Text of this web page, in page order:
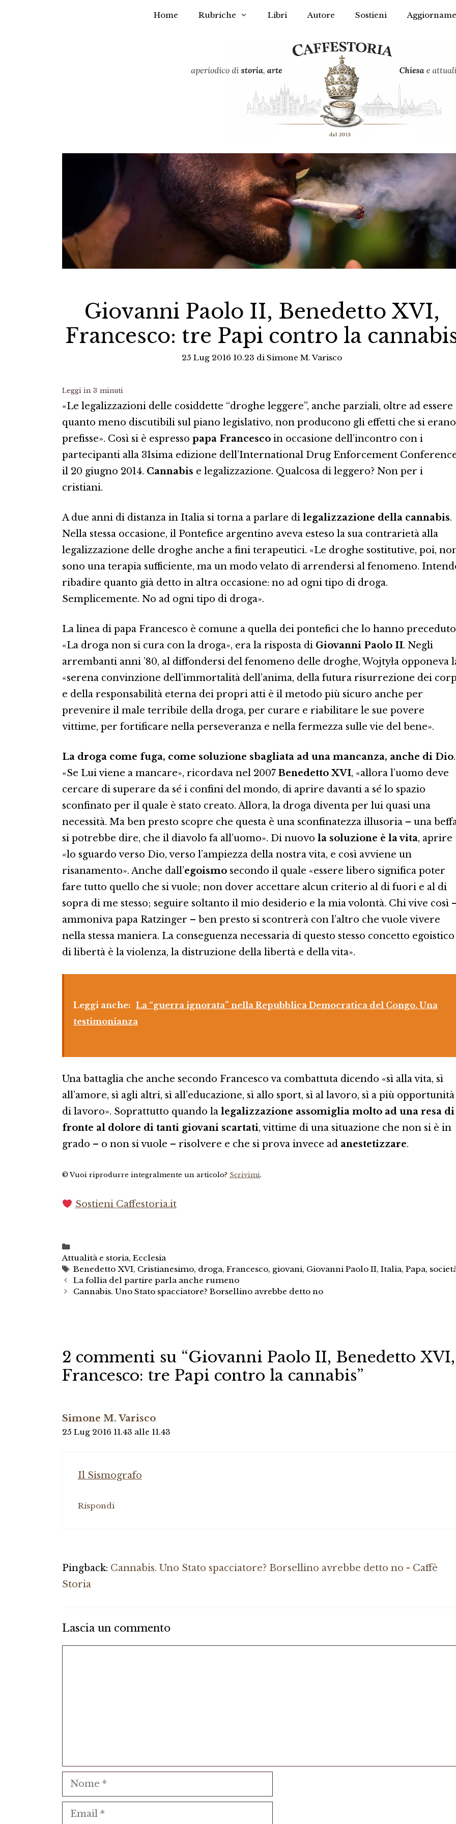
Home Rubriche Libri Autore Sostieni
Giovanni Paolo II, Benedetto XVI,
Francesco: tre Papi contro la
25 Lug 2016 10.23 di Simone M. Varisco
Leggi in 3 minuti
«Le legalizzazioni delle cosiddette “droghe leggere”, anche parziali, oltre ad essere
quanto meno discutibili sul piano legislativo, non producono gli effetti che si erano
prefisse». Così si è espresso papa Francesco in occasione dell’incontro con i
partecipanti alla 31sima edizione dell’International Drug Enforcement
il 20 giugno 2014. Cannabis e legalizzazione. Qualcosa di leggero? Non per i
cristiani.
A due anni di distanza in Italia si torna a parlare di legalizzazione della cannabis.
Nella stessa occasione, il Pontefice argentino aveva esteso la sua contrarietà alla
legalizzazione delle droghe anche a fini terapeutici. «Le droghe sostitutive, poi,
sono una terapia sufficiente, ma un modo velato di arrendersi al fenomeno.
ribadire quanto già detto in altra occasione: no ad ogni tipo di droga.
Semplicemente. No ad ogni tipo di droga».
La linea di papa Francesco è comune a quella dei pontefici che lo hanno
«La droga non si cura con la droga», era la risposta di Giovanni Paolo II. Negli
arrembanti anni ’80, al diffondersi del fenomeno delle droghe, Wojtyła opponeva
«serena convinzione dell’immortalità dell’anima, della futura risurrezione dei
e della responsabilità eterna dei propri atti è il metodo più sicuro anche per
prevenire il male terribile della droga, per curare e riabilitare le sue povere
vittime, per fortificare nella perseveranza e nella fermezza sulle vie del bene».
La droga come fuga, come soluzione sbagliata ad una mancanza, anche di Dio.
«Se Lui viene a mancare», ricordava nel 2007 Benedetto XVI, «allora l’uomo deve
cercare di superare da sé i confini del mondo, di aprire davanti a sé lo spazio
sconfinato per il quale è stato creato. Allora, la droga diventa per lui quasi una
necessità. Ma ben presto scopre che questa è una sconfinatezza illusoria – una
si potrebbe dire, che il diavolo fa all’uomo». Di nuovo la soluzione è la vita, aprire
«lo sguardo verso Dio, verso l’ampiezza della nostra vita, e così avviene un
risanamento». Anche dall’egoismo secondo il quale «essere libero significa poter
fare tutto quello che si vuole; non dover accettare alcun criterio al di fuori e al di
sopra di me stesso; seguire soltanto il mio desiderio e la mia volontà. Chi vive così
ammoniva papa Ratzinger – ben presto si scontrerà con l’altro che vuole vivere
nella stessa maniera. La conseguenza necessaria di questo stesso concetto egoistico
di libertà è la violenza, la distruzione della libertà e della vita».
Leggi anche: La “guerra ignorata” nella Repubblica Democratica del Congo. Una
testimonianza
Una battaglia che anche secondo Francesco va combattuta dicendo «sì alla vita, sì
all’amore, sì agli altri, sì all’educazione, sì allo sport, sì al lavoro, sì a più opportunità
di lavoro». Soprattutto quando la legalizzazione assomiglia molto ad una resa di
fronte al dolore di tanti giovani scartati, vittime di una situazione che non si è in
grado – o non si vuole – risolvere e che si prova invece ad anestetizzare.
© Vuoi riprodurre integralmente un articolo? Scrivimi.
Sostieni Caffestoria.it
Attualità e storia, Ecclesia
Tag
Benedetto XVI, Cristianesimo, droga,Francesco, giovani, Giovanni Paolo II,Italia,Papa,
La follia del partire parla anche rumeno
Cannabis. Uno Stato spacciatore? Borsellino avrebbe detto no
2 commenti su “Giovanni Paolo II, Benedetto XVI,
Francesco: tre Papi contro la cannabis”
Simone M. Varisco
25 Lug 2016 11.43 alle 11.43
Il Sismografo
Rispondi
Pingback: Cannabis. Uno Stato spacciatore? Borsellino avrebbe detto no - Caffè
Storia
Lascia un commento
Nome
Email